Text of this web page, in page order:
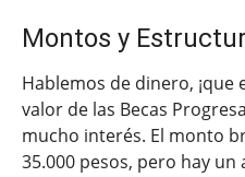
Montos y
Hablemos de dinero, ¡que
valor de las Becas
mucho interés. El monto
35.000 pesos, pero hay